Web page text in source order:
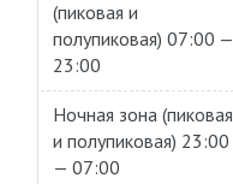
(пиковая и
полупиковая) 07:00 —
23:00
Ночная зона (пиковая
и полупиковая) 23:00
— 07:00